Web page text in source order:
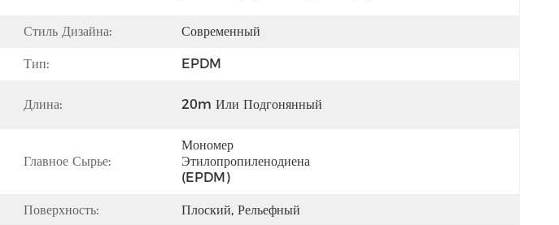
Стиль Дизайна: Современный
Тип: EPDM
Длина: 20m Или Подгонянный
Главное Сырье:
Мономер
Этилопропиленодиена
(EPDM)
Поверхность: Плоский, Рельефный